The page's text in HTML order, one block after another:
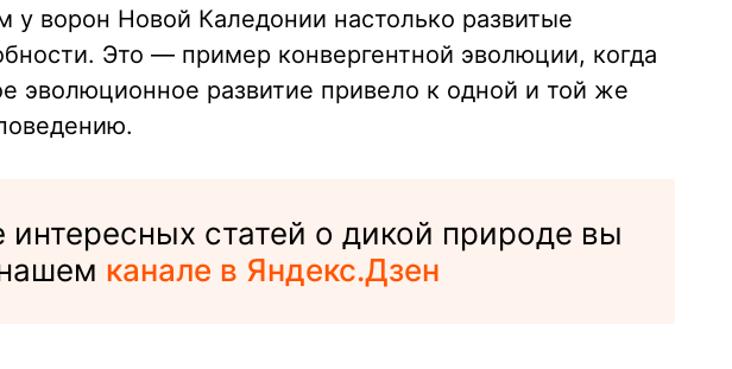
у ворон Новой Каледонии настолько развитые
Это — пример конвергентной эволюции, когда
эволюционное развитие привело к одной и той же
статей о дикой природе вы
канале в Яндекс.Дзен